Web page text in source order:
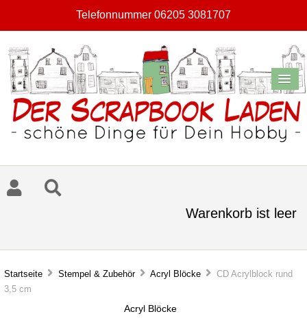
Telefonnummer 06205 3081707
Warenkorb ist leer
Startseite Stempel & Zubehör Acryl Blöcke
CD Acrylblock rund
3,5 cm
Acryl Blöcke